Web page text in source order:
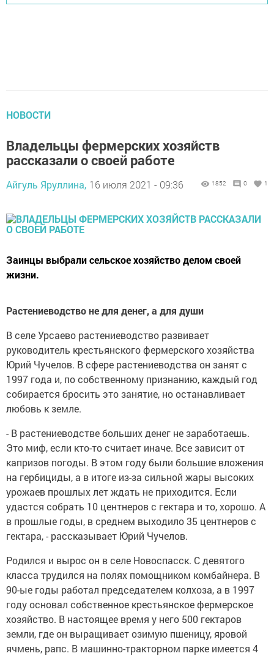
НОВОСТИ
Владельцы фермерских хозяйств
рассказали о своей работе
Айгуль Яруллина, 16 июля 2021 - 09:36 1852 0 1
Заинцы выбрали сельское хозяйство делом своей
жизни.
Растениеводство не для денег, а для души
В селе Урсаево растениеводство развивает
руководитель крестьянского фермерского хозяйства
Юрий Чучелов. В сфере растениеводства он занят с
1997 года и, по собственному признанию, каждый год
собирается бросить это занятие, но останавливает
любовь к земле.
- В растениеводстве больших денег не заработаешь.
Это миф, если кто-то считает иначе. Все зависит от
капризов погоды. В этом году были большие вложения
на гербициды, а в итоге из-за сильной жары высоких
урожаев прошлых лет ждать не приходится. Если
удастся собрать 10 центнеров с гектара и то, хорошо. А
в прошлые годы, в среднем выходило 35 центнеров с
гектара, - рассказывает Юрий Чучелов.
Родился и вырос он в селе Новоспасск. С девятого
класса трудился на полях помощником комбайнера. В
90-ые годы работал председателем колхоза, а в 1997
году основал собственное крестьянское фермерское
хозяйство. В настоящее время у него 500 гектаров
земли, где он выращивает озимую пшеницу, яровой
ячмень, рапс. В машинно-тракторном парке имеется 4